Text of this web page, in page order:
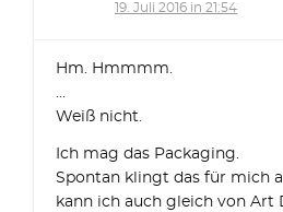
19. Juli 2016 in 21:54
Hm. Hmmmm.
…
Weiß nicht.
Ich mag das Packaging.
Spontan klingt das für mich
kann ich auch gleich von Art